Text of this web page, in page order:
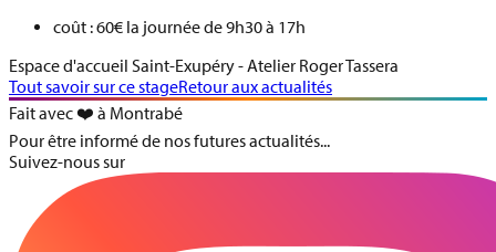
coût : 60€ la journée de 9h30 à 17h
Espace d'accueil Saint-Exupéry - Atelier Roger Tassera
Tout savoir sur ce stageRetour aux actualités
Fait avec ❤️ à Montrabé
Pour être informé de nos futures actualités...
Suivez-nous sur